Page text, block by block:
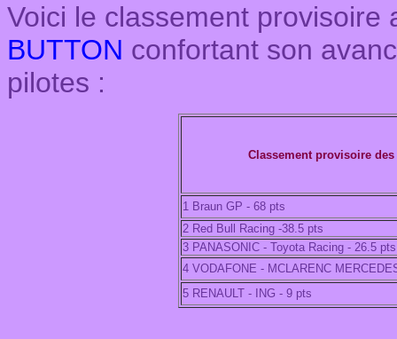
Voici le classement
BUTTON confortant son
pilotes :
Classement provisoire
1 Braun GP - 68 pts
2 Red Bull Racing -38.5 pts
3 PANASONIC - Toyota Racing - 26.5 pts
4 VODAFONE - MCLARENC
5 RENAULT - ING - 9 pts